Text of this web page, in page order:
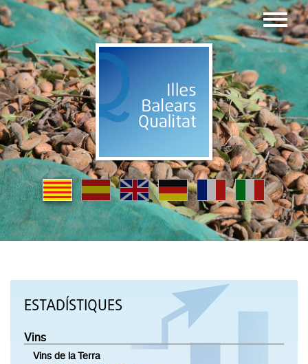
ESTADÍSTIQUES
Vins
Vins de la Terra